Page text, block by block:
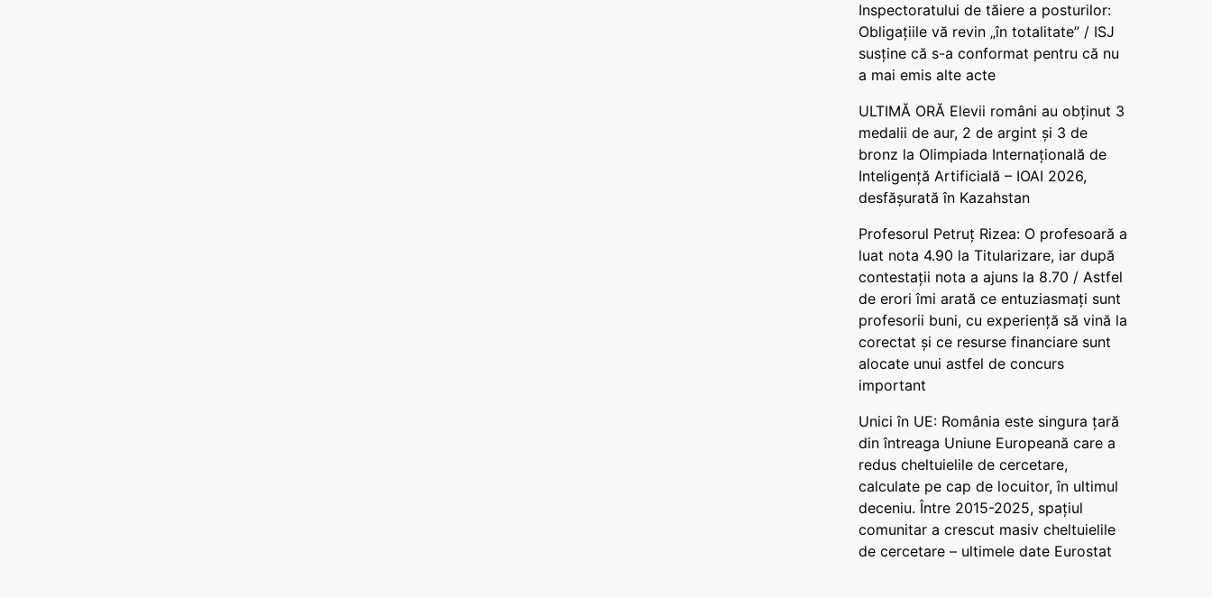
Inspectoratului de tăiere a posturilor:
Obligațiile vă revin „în totalitate” / ISJ
susține că s-a conformat pentru că nu
a mai emis alte acte
ULTIMĂ ORĂ Elevii români au obținut 3
medalii de aur, 2 de argint și 3 de
bronz la Olimpiada Internațională de
Inteligență Artificială – IOAI 2026,
desfășurată în Kazahstan
Profesorul Petruț Rizea: O profesoară a
luat nota 4.90 la Titularizare, iar după
contestații nota a ajuns la 8.70 / Astfel
de erori îmi arată ce entuziasmați sunt
profesorii buni, cu experiență să vină la
corectat și ce resurse financiare sunt
alocate unui astfel de concurs
important
Unici în UE: România este singura țară
din întreaga Uniune Europeană care a
redus cheltuielile de cercetare,
calculate pe cap de locuitor, în ultimul
deceniu. Între 2015-2025, spațiul
comunitar a crescut masiv cheltuielile
de cercetare – ultimele date Eurostat